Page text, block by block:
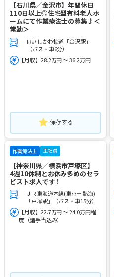
【石川県／金沢市】年間休日
110日以上◎住宅型有料老人ホ
ームにて作業療法士の募集♪＜
常勤＞
IRいしかわ鉄道「金沢駅」
（バス・車6分）
【月収】28.2万円 ～ 36.2万円
保存する
作業療法士 正社員
【神奈川県／横浜市戸塚区】
4週10休制とお休み多めのセラ
ピスト求人です！
ＪＲ東海道本線(東京－熱海)
「戸塚駅」（バス・車15分）
【月収】22.7万円 ～ 24.0万円程
度（諸手当込み）